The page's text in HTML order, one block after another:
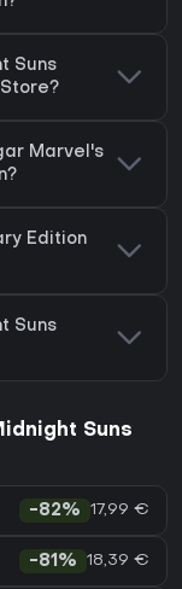
Suns
Marvel's
Edition
Suns
Suns
-82% 17,99 €
-81% 18,39 €